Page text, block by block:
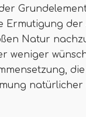
Ermutigung der
Natur
weniger
natürlicher